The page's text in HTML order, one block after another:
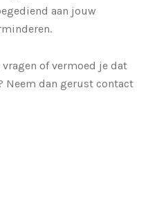
aan jouw
of vermoed je dat
Neem dan gerust contact